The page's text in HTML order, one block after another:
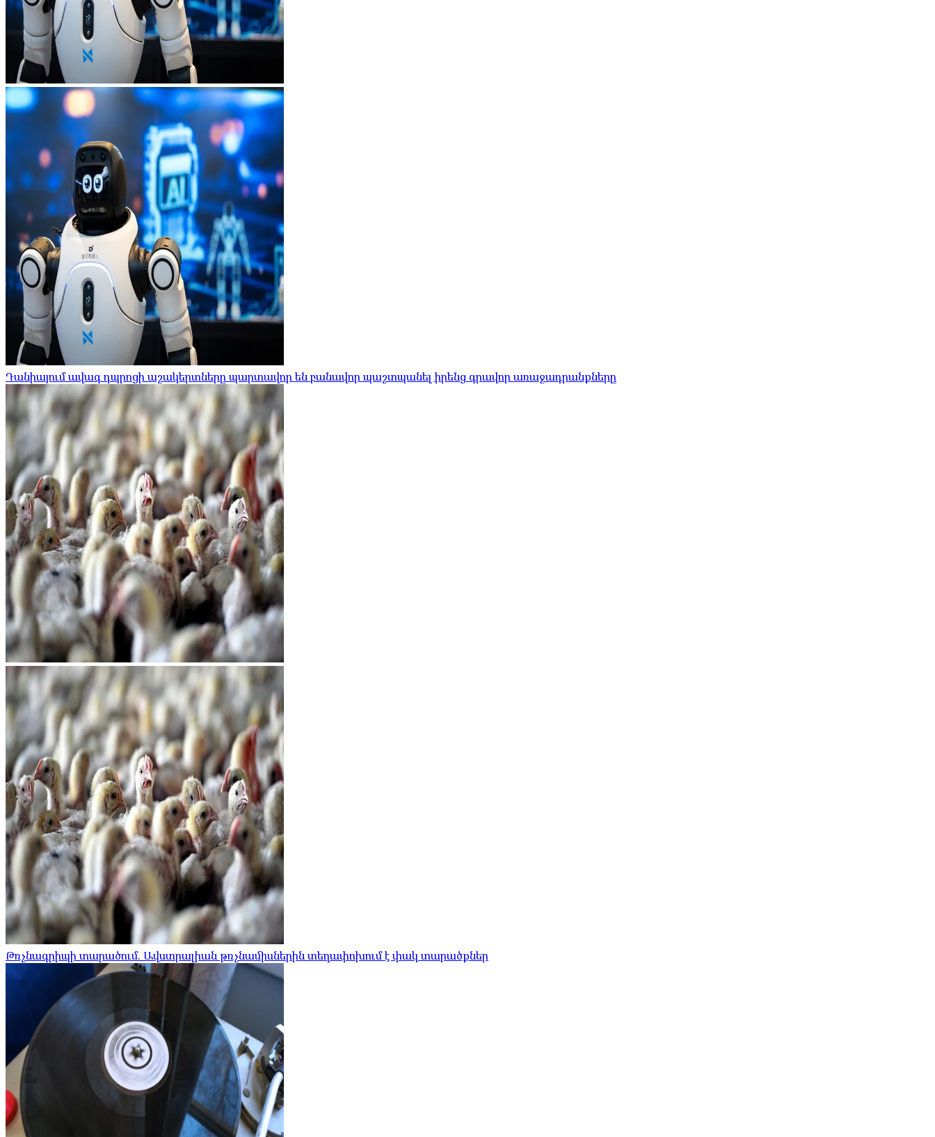
Դանիայում ավագ դպրոցի աշակերտները պարտավոր են բանավոր պաշտպանել իրենց գրավոր առաջադրանքները
Թռչնագրիպի տարածում. Ավստրալիան թռչնամիսներին տեղափոխում է փակ տարածքներ